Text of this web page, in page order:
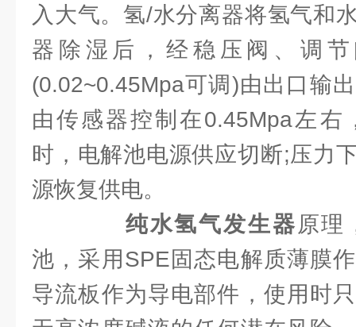
入大气。氢/水分离器将氢气和
器除湿后，经稳压阀、调
(0.02~0.45Mpa可调)由出口输
由传感器控制在0.45Mpa左右
时，电解池电源供应切断;压力
源恢复供电。
纯水氢气发生器原理
池，采用SPE固态电解质薄膜
导流板作为导电部件，使用时